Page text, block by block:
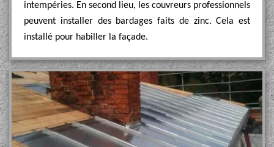
intempéries. En second lieu, les couvreurs professionnels
peuvent installer des bardages faits de zinc. Cela est
installé pour habiller la façade.